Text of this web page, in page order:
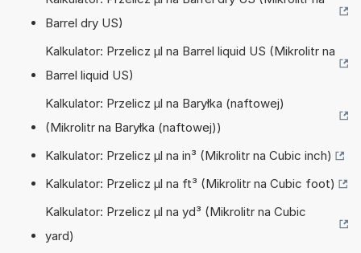
Barrel dry US)
Kalkulator: Przelicz µl na Barrel liquid US (Mikrolitr na
Barrel liquid US)
Kalkulator: Przelicz µl na Baryłka (naftowej)
(Mikrolitr na Baryłka (naftowej))
Kalkulator: Przelicz µl na in³ (Mikrolitr na Cubic inch)
Kalkulator: Przelicz µl na ft³ (Mikrolitr na Cubic foot)
Kalkulator: Przelicz µl na yd³ (Mikrolitr na Cubic
yard)